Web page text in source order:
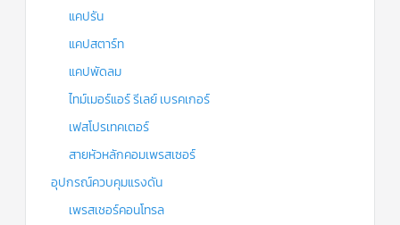
แคปรัน
แคปสตาร์ท
แคปพัดลม
ไทม์เมอร์แอร์ รีเลย์ เบรคเกอร์
เฟสโปรเทคเตอร์
สายหัวหลักคอมเพรสเซอร์
อุปกรณ์ควบคุมแรงดัน
เพรสเชอร์คอนโทรล